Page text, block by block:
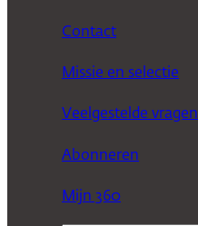
Contact
Missie en selectie
Veelgestelde vragen
Abonneren
Mijn 360